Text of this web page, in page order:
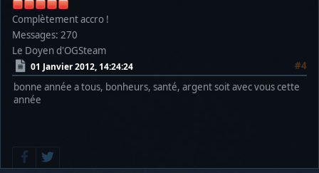
Complètement accro !
Messages: 270
Le Doyen d'OGSteam
01 Janvier 2012, 14:24:24
#4
bonne année a tous, bonheurs, santé, argent soit avec vous cette
année